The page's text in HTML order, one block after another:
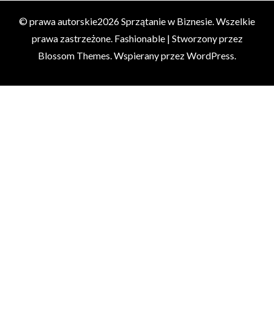
© prawa autorskie2026Sprzątanie w Biznesie. Wszelkie
prawa zastrzeżone.Fashionable | Stworzony przez
Blossom Themes. Wspierany przezWordPress.